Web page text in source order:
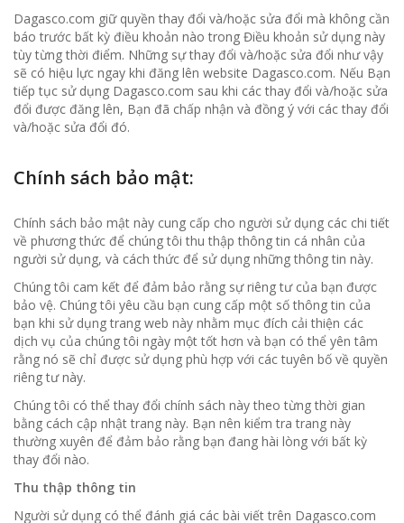
Dagasco.com giữ quyền thay đổi và/hoặc sửa đổi mà không cần
báo trước bất kỳ điều khoản nào trong Điều khoản sử dụng này
tùy từng thời điểm. Những sự thay đổi và/hoặc sửa đổi như vậy
sẽ có hiệu lực ngay khi đăng lên website Dagasco.com. Nếu Bạn
tiếp tục sử dụng Dagasco.com sau khi các thay đổi và/hoặc sửa
đổi được đăng lên, Bạn đã chấp nhận và đồng ý với các thay đổi
và/hoặc sửa đổi đó.
Chính sách bảo mật:
Chính sách bảo mật này cung cấp cho người sử dụng các chi tiết
về phương thức để chúng tôi thu thập thông tin cá nhân của
người sử dụng, và cách thức để sử dụng những thông tin này.
Chúng tôi cam kết để đảm bảo rằng sự riêng tư của bạn được
bảo vệ. Chúng tôi yêu cầu bạn cung cấp một số thông tin của
bạn khi sử dụng trang web này nhằm mục đích cải thiện các
dịch vụ của chúng tôi ngày một tốt hơn và bạn có thể yên tâm
rằng nó sẽ chỉ được sử dụng phù hợp với các tuyên bố về quyền
riêng tư này.
Chúng tôi có thể thay đổi chính sách này theo từng thời gian
bằng cách cập nhật trang này. Bạn nên kiểm tra trang này
thường xuyên để đảm bảo rằng bạn đang hài lòng với bất kỳ
thay đổi nào.
Thu thập thông tin
Người sử dụng có thể đánh giá các bài viết trên Dagasco.com